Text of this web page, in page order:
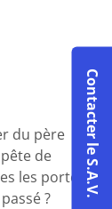
du père
de
les portes
?
Contacter le S.A.V.